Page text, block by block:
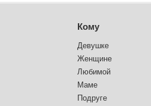
Кому
Девушке
Женщине
Любимой
Маме
Подруге